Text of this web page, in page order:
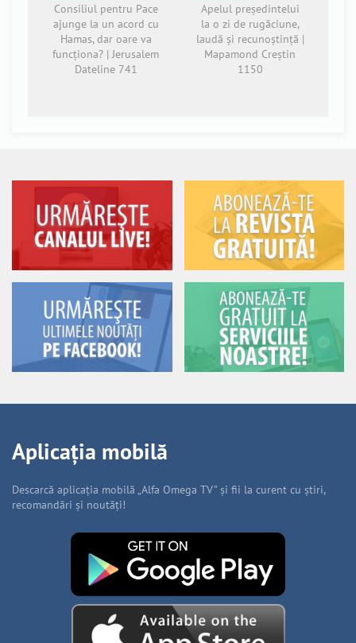
Consiliul pentru Pace
ajunge la un acord cu
Hamas, dar oare va
funcționa? | Jerusalem
Dateline 741
Apelul președintelui
la o zi de rugăciune,
laudă și recunoștință |
Mapamond Creștin
1150
Aplicația mobilă
Descarcă aplicația mobilă „Alfa Omega TV” și fii la curent cu știri,
recomandări și noutăți!